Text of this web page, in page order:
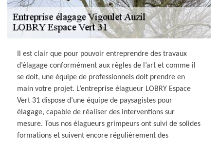
Il est clair que pour pouvoir entreprendre des travaux
d’élagage conformément aux règles de l’art et comme il
se doit, une équipe de professionnels doit prendre en
main votre projet. L’entreprise élagueur LOBRY Espace
Vert 31 dispose d’une équipe de paysagistes pour
élagage, capable de réaliser des interventions sur
mesure. Tous nos élagueurs grimpeurs ont suivi de solides
formations et suivent encore régulièrement des